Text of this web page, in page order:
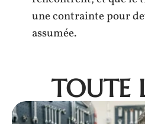
une contrainte pour
assumée.
TOUTE